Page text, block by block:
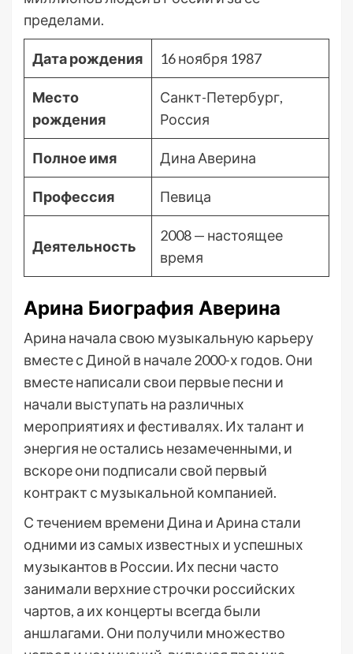
пределами.
Дата рождения 16 ноября 1987
Место
рождения
Санкт-Петербург,
Россия
Полное имя Дина Аверина
Профессия Певица
Деятельность
2008 — настоящее
время
Арина Биография Аверина
Арина начала свою музыкальную карьеру
вместе с Диной в начале 2000-х годов. Они
вместе написали свои первые песни и
начали выступать на различных
мероприятиях и фестивалях. Их талант и
энергия не остались незамеченными, и
вскоре они подписали свой первый
контракт с музыкальной компанией.
С течением времени Дина и Арина стали
одними из самых известных и успешных
музыкантов в России. Их песни часто
занимали верхние строчки российских
чартов, а их концерты всегда были
аншлагами. Они получили множество